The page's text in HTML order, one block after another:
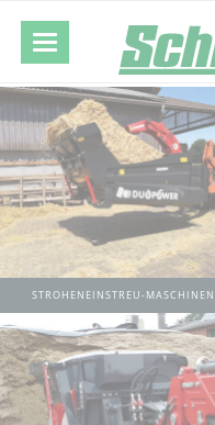
STROHENEINSTREU-MASCHINEN